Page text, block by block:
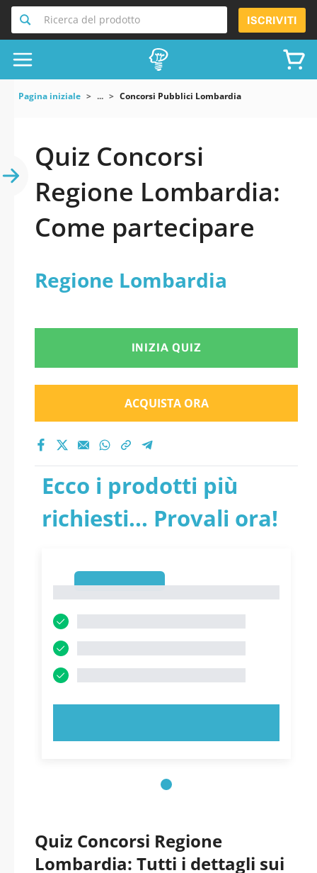
Ricerca del prodotto ISCRIVITI
Pagina iniziale ... Concorsi Pubblici Lombardia
Quiz Concorsi
Regione Lombardia:
Come partecipare
Regione Lombardia
INIZIA QUIZ
ACQUISTA ORA
Ecco i prodotti più
richiesti... Provali ora!
Quiz Concorsi Regione
Lombardia: Tutti i dettagli sui